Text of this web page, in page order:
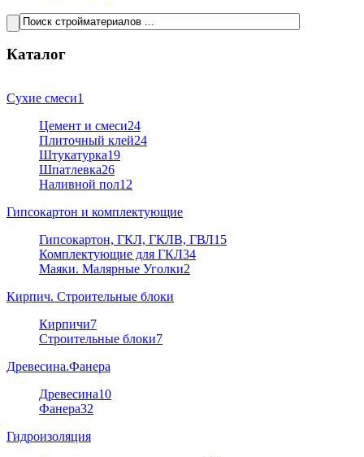
Каталог
Сухие смеси1
Цемент и смеси24
Плиточный клей24
Штукатурка19
Шпатлевка26
Наливной пол12
Гипсокартон и комплектующие
Гипсокартон, ГКЛ, ГКЛВ, ГВЛ15
Комплектующие для ГКЛ34
Маяки. Малярные Уголки2
Кирпич. Строительные блоки
Кирпичи7
Строительные блоки7
Древесина.Фанера
Древесина10
Фанера32
Гидроизоляция